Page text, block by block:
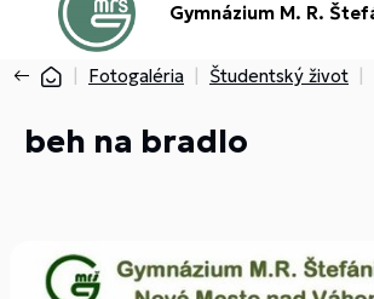
Gymnázium M. R.
Fotogaléria Študentský život
beh na bradlo